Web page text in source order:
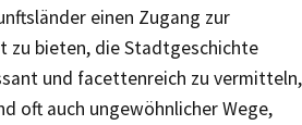
einen Zugang zur
zu bieten, die Stadtgeschichte
und facettenreich zu vermitteln,
oft auch ungewöhnlicher Wege,